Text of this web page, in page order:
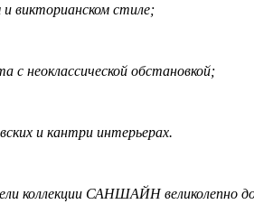
викторианском стиле;
обстановкой;
и кантри интерьерах.
коллекции САНШАЙН великолепно